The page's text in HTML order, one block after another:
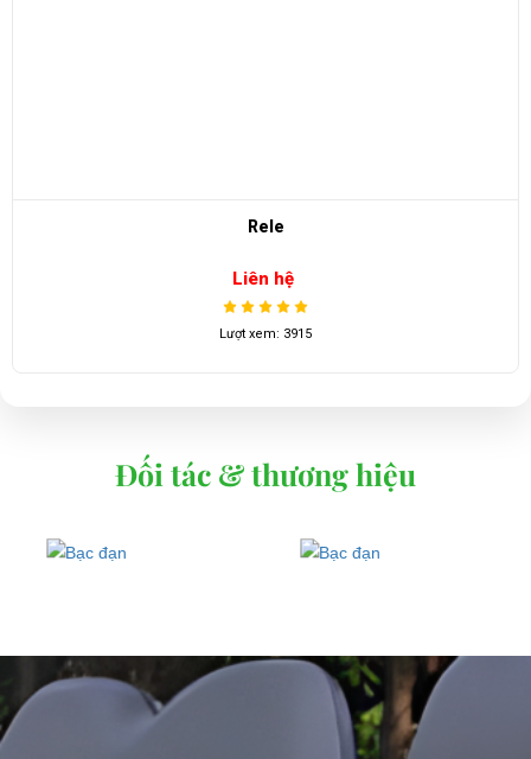
Rele
Liên hệ
Lượt xem: 3915
Đối tác & thương hiệu